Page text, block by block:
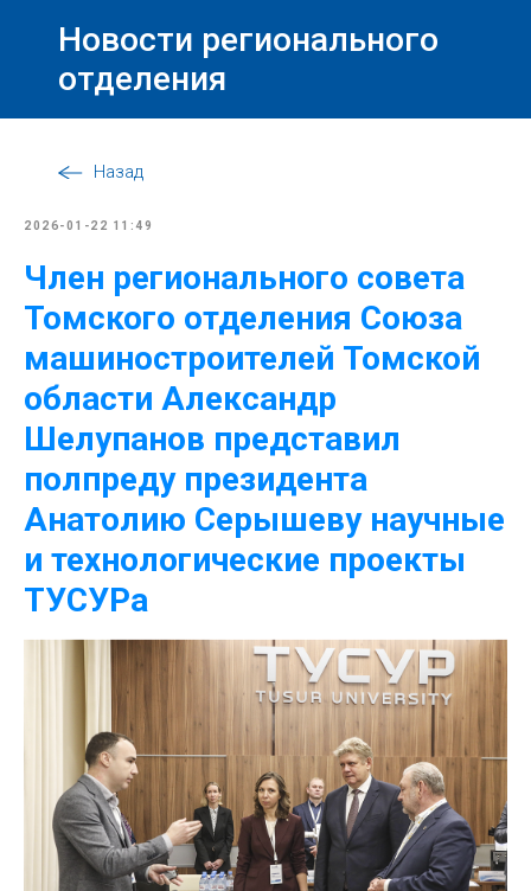
Новости регионального
отделения
Назад
2026-01-22 11:49
Член регионального совета
Томского отделения Союза
машиностроителей Томской
области Александр
Шелупанов представил
полпреду президента
Анатолию Серышеву научные
и технологические проекты
ТУСУРа